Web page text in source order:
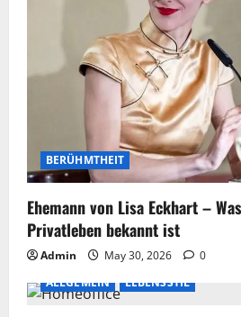
BERÜHMTHEIT
Ehemann von Lisa Eckhart –
Privatleben bekannt ist
Admin May 30, 2026
0
ALLGEMEIN
LEBENSSTIL